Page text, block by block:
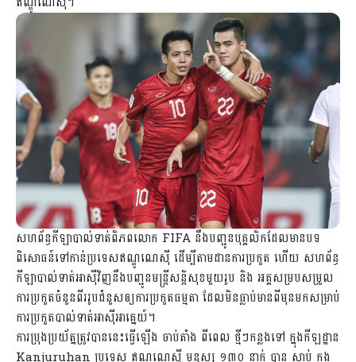
សហព័ន្ធកីឡាបាល់ទាត់ពិភពលោក FIFA នឹងបញ្ជូនបុគ្គលិកដែលមានបទ
ពិសោធន៍ទៅកាន់ប្រទេសឥណ្ឌូណេស៊ី ដើម្បីតាមដានការប្រកួត ហើយ សហព័ន្ធ
កីឡាបាល់ទាត់អាស៊ីវិញនឹងបញ្ជូនមន្ត្រីសន្តិសុខមួយរូប និង អគ្គសម្របសម្រួល
ការប្រកួតចំនួនពីររូបជំនួសឲ្យការប្រកួតធម្មតា ដែលមិនធ្លាប់មានពីមុនមកសម្រាប់
ការប្រកួតបាល់ទាត់អាស៊ីអាគ្នេយ៍។
ការប្រុងប្រយ័ត្នត្រូវបាននេះធ្វើឡើង ចាប់តាំង ពីពេល ថ្មីៗកន្លងទៅ ក្នុងកីឡដ្ឋាន